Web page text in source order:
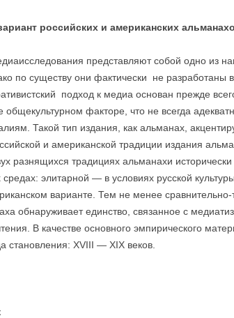
российских и американских
представляют собой одно из
по существу они фактически не разработаны в
подход к медиа основан прежде
общекультурном факторе, что не всегда
Такой тип издания, как альманах,
и американской традиции издания
разнящихся традициях альманахи
средах: элитарной — в условиях русской
варианте. Тем не менее сравнительно-
обнаруживает единство, связанное с
В качестве основного эмпирического
становления: XVIII — XIX веков.